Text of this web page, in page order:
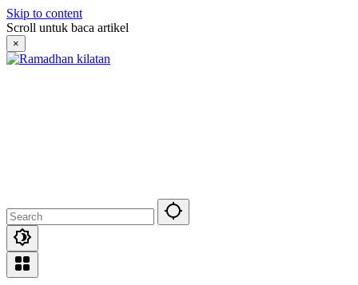
Skip to content
Scroll untuk baca artikel
×